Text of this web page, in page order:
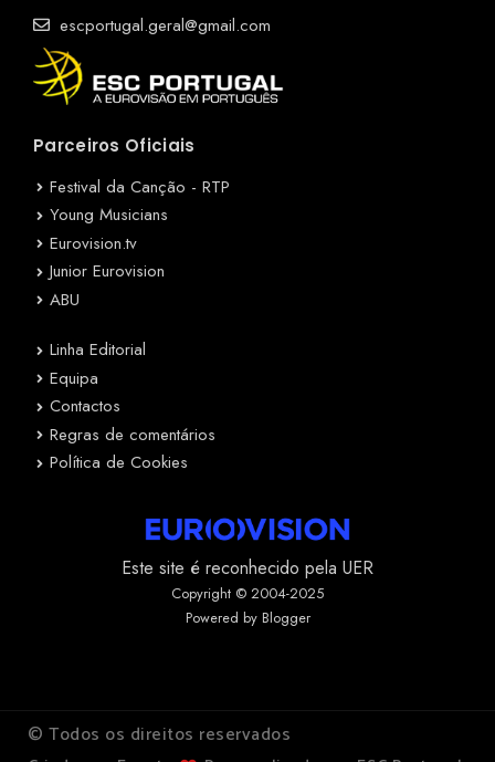
escportugal.geral@gmail.com
Parceiros Oficiais
Festival da Canção - RTP
Young Musicians
Eurovision.tv
Junior Eurovision
ABU
Linha Editorial
Equipa
Contactos
Regras de comentários
Política de Cookies
Este site é reconhecido pela UER
Copyright © 2004-2025
Powered by Blogger
© Todos os direitos reservados